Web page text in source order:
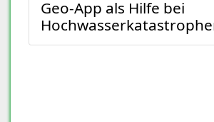
Geo-App als Hilfe bei